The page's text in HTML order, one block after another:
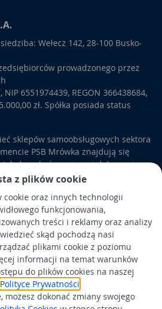
z plików cookie
cookie oraz innych technologii
funkcjonowania,
treści i reklamy oraz analizy
skąd pochodzą nasi
plikami cookie z poziomu
informacji na temat warunków
do plików cookies na naszej
Polityce Prywatności
możesz dokonać zmiany swojego
Wełecz 142, 28-100 Busko-
prowadzonego przez
6551974439, REGON 366438684,
zł. Spółka posiada status
sklepów samoobsługowych sektora
PSB Mrówka znajdują się
wykończeniowe i dekoracyjne,
elektronarzędzia, a także